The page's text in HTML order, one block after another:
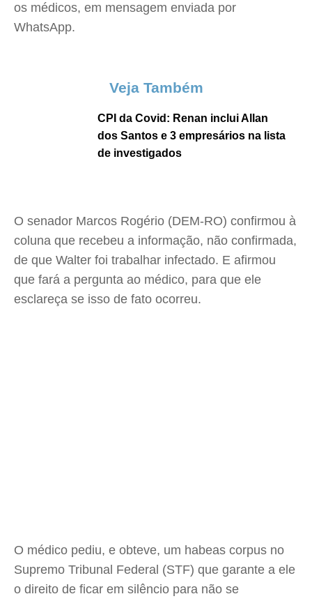
os médicos, em mensagem enviada por
WhatsApp.
Veja Também
CPI da Covid: Renan inclui Allan
dos Santos e 3 empresários na lista
de investigados
O senador Marcos Rogério (DEM-RO) confirmou à
coluna que recebeu a informação, não confirmada,
de que Walter foi trabalhar infectado. E afirmou
que fará a pergunta ao médico, para que ele
esclareça se isso de fato ocorreu.
O médico pediu, e obteve, um habeas corpus no
Supremo Tribunal Federal (STF) que garante a ele
o direito de ficar em silêncio para não se